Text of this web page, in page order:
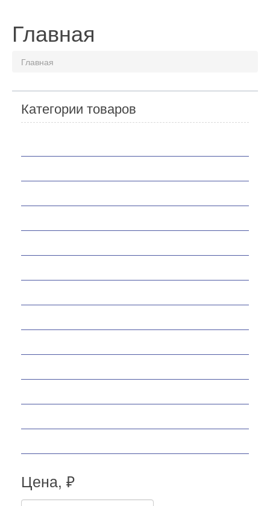
Главная
Главная
Категории товаров
Цена, ₽